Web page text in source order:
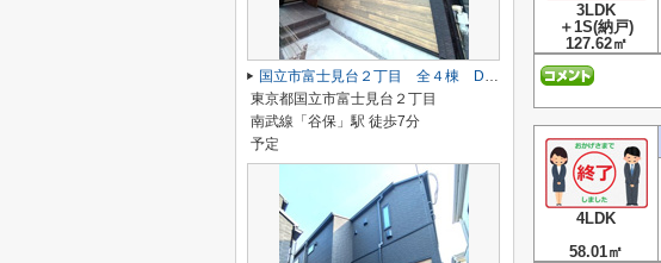
3LDK
＋1S(納戸)
127.62㎡
4LDK
58.01㎡
国立市富士見台２丁目 全４棟 D号棟 仲介手数料無料♪
東京都国立市富士見台２丁目
南武線「谷保」駅 徒歩7分
予定